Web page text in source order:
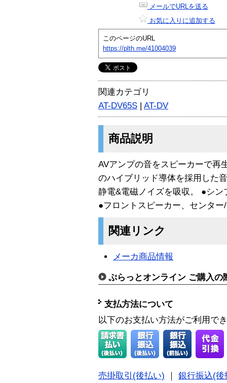
メールでURLを送る
お気に入りに追加する
このページのURL
https://plth.me/41004039
関連カテゴリ
AT-DV65S | AT-DV
商品説明
AVアンプの音をスピーカーで再
のハイブリッド導体を採用した
静電&電磁ノイズを吸収。 ●シ
●フロントスピーカー、センタ
関連リンク
メーカ商品情報
ぷらっとオンライン ご購入の
支払方法について
以下のお支払い方法がご利用で
売掛取引(後払い)
銀行振込(後